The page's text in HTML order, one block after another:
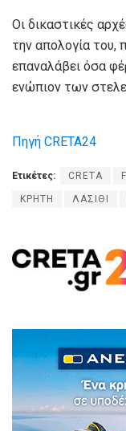
Οι δικαστικές
την απολογία του,
επαναλάβει όσα
ενώπιον των
Πηγή CRETA24
Ετικέτες: CRETA
ΚΡΗΤΗ ΛΑΣΙΘΙ